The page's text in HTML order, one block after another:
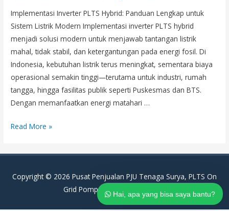
Implementasi Inverter PLTS Hybrid: Panduan Lengkap untuk
Sistem Listrik Modern Implementasi inverter PLTS hybrid
menjadi solusi modern untuk menjawab tantangan listrik
mahal, tidak stabil, dan ketergantungan pada energi fosil. Di
Indonesia, kebutuhan listrik terus meningkat, sementara biaya
operasional semakin tinggi—terutama untuk industri, rumah
tangga, hingga fasilitas publik seperti Puskesmas dan BTS.
Dengan memanfaatkan energi matahari …
Implementasi
PLTS
Cara
Read More »
Copyright © 2026 Pusat Penjualan PJU Tenaga Surya, PLTS On
Grid Pompa Air Tenaga Surya
Hai, apa yang bisa saya bantu?